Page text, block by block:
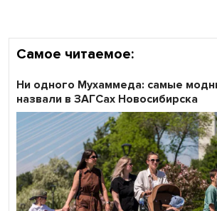
Самое читаемое:
Ни одного Мухаммеда: самые
назвали в ЗАГСах Новосибирска